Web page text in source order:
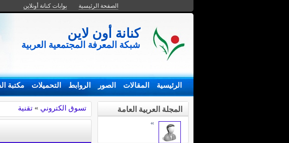
الصفحة الرئيسية بوابات كنانة أونلاين
كنانة أون لاين
شبكة المعرفة المجتمعية العربية
الرئيسية المقالات الصور الروابط التحميلات مكتبة
تسوق الكتروني » تقنية
المجلة العربية العامة
»